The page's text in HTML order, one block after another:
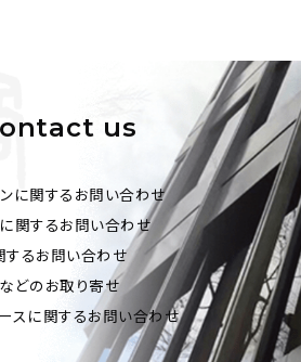
us
に関するお問い合わせ
関するお問い合わせ
するお問い合わせ
どのお取り寄せ
スに関するお問い合わせ